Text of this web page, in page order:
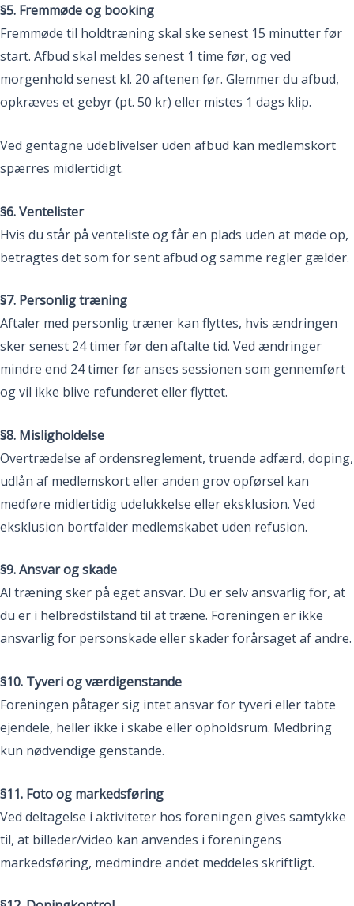
§5. Fremmøde og booking
Fremmøde til holdtræning skal ske senest 15 minutter før
start. Afbud skal meldes senest 1 time før, og ved
morgenhold senest kl. 20 aftenen før. Glemmer du afbud,
opkræves et gebyr (pt. 50 kr) eller mistes 1 dags klip.
Ved gentagne udeblivelser uden afbud kan medlemskort
spærres midlertidigt.
§6. Ventelister
Hvis du står på venteliste og får en plads uden at møde op,
betragtes det som for sent afbud og samme regler gælder.
§7. Personlig træning
Aftaler med personlig træner kan flyttes, hvis ændringen
sker senest 24 timer før den aftalte tid. Ved ændringer
mindre end 24 timer før anses sessionen som gennemført
og vil ikke blive refunderet eller flyttet.
§8. Misligholdelse
Overtrædelse af ordensreglement, truende adfærd, doping,
udlån af medlemskort eller anden grov opførsel kan
medføre midlertidig udelukkelse eller eksklusion. Ved
eksklusion bortfalder medlemskabet uden refusion.
§9. Ansvar og skade
Al træning sker på eget ansvar. Du er selv ansvarlig for, at
du er i helbredstilstand til at træne. Foreningen er ikke
ansvarlig for personskade eller skader forårsaget af andre.
§10. Tyveri og værdigenstande
Foreningen påtager sig intet ansvar for tyveri eller tabte
ejendele, heller ikke i skabe eller opholdsrum. Medbring
kun nødvendige genstande.
§11. Foto og markedsføring
Ved deltagelse i aktiviteter hos foreningen gives samtykke
til, at billeder/video kan anvendes i foreningens
markedsføring, medmindre andet meddeles skriftligt.